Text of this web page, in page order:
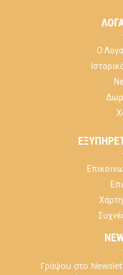
Ο
Γράψου στο